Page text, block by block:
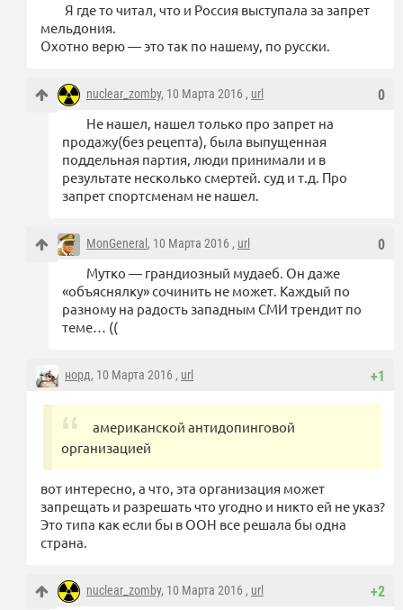
Я где то читал, что и Россия выступала за запрет
мельдония.
Охотно верю — это так по нашему, по русски.
0
nuclear_zomby, 10 Марта 2016 , url
Не нашел, нашел только про запрет на
продажу(без рецепта), была выпущенная
поддельная партия, люди принимали и в
результате несколько смертей. суд и т.д. Про
запрет спортсменам не нашел.
0
MonGeneral , 10 Марта 2016 , url
Мутко — грандиозный мудаеб. Он даже
«объяснялку» сочинить не может. Каждый по
разному на радость западным СМИ трендит по
теме… ((
+1
норд, 10 Марта 2016 , url
американской антидопинговой
организацией
вот интересно, а что, эта организация может
запрещать и разрешать что угодно и никто ей не указ?
Это типа как если бы в ООН все решала бы одна
страна.
+2
nuclear_zomby, 10 Марта 2016 , url